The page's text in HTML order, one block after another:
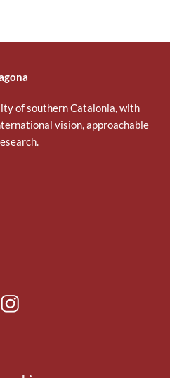
of southern Catalonia, with
vision, approachable
Instagram